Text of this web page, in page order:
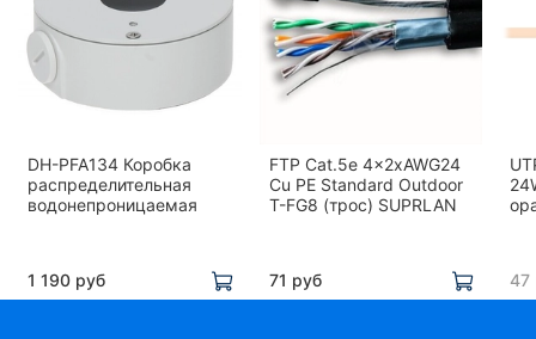
DH-PFA134 Коробка
распределительная
водонепроницаемая
1 190 руб
FTP Cat.5e 4x2xAWG24
Cu PE Standard Outdoor
T-FG8 (трос) SUPRLAN
71 руб 47